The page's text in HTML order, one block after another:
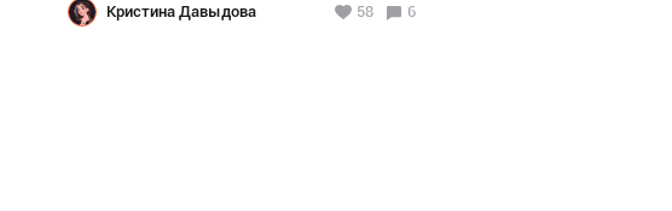
Кристина Давыдова 58 6